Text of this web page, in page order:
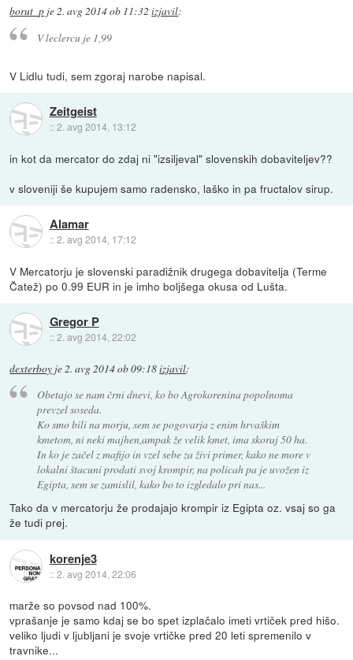
borut_p je2. avg 2014 ob 11:32 izjavil:
V leclercu je 1,99
V Lidlu tudi, sem zgoraj narobe napisal.
Zeitgeist
::2. avg 2014, 13:12
in kot da mercator do zdaj ni "izsiljeval" slovenskih dobaviteljev??
v sloveniji še kupujem samo radensko, laško in pa fructalov sirup.
Alamar
::2. avg 2014, 17:12
V Mercatorju je slovenski paradižnik drugega dobavitelja (Terme
Čatež) po 0.99 EUR in je imho boljšega okusa od Lušta.
Gregor P
::2. avg 2014, 22:02
dexterboy je2. avg 2014 ob 09:18izjavil:
Obetajo se nam črni dnevi, ko bo Agrokorenina popolnoma
prevzel soseda.
Ko smo bili na morju, sem se pogovarja z enim hrvaškim
kmetom, ni neki majhen,ampak že velik kmet, ima skoraj 50 ha.
In ko je začel z mafijo in vzel sebe za živi primer, kako ne more v
lokalni štacuni prodati svoj krompir, na policah pa je uvožen iz
Egipta, sem se zamislil, kako bo to izgledalo pri nas...
Tako da v mercatorju že prodajajo krompir iz Egipta oz. vsaj so ga
že tudi prej.
korenje3
::2. avg 2014, 22:06
marže so povsod nad 100%.
vprašanje je samo kdaj se bo spet izplačalo imeti vrtiček pred hišo.
veliko ljudi v ljubljani je svoje vrtičke pred 20 leti spremenilo v
travnike...